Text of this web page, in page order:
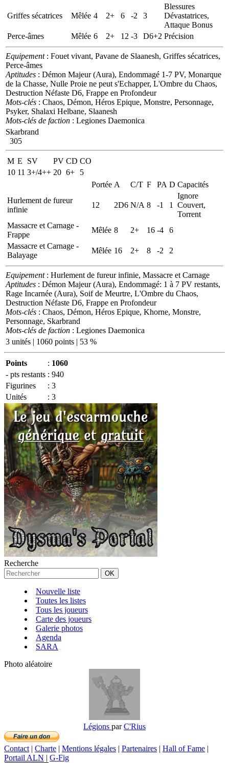
Griffes sécatrices Mêlée 4 2+ 6 -2 3
Blessures
Dévastatrices,
Attaque Bonus
Perce-âmes
Mêlée 6 2+ 12 -3 D6+2 Précision
Equipement: Fouet vivant, Pavane de Slaanesh, Griffes sécatrices,
Perce-âmes
Aptitudes : Démon Majeur (Aura), Endommagé 1-7 PV, Monarque
de la Chasse, Nulle Proie ne peut s'Echapper, L'Ombre du Chaos,
Destruction Néfaste D6, Frappe en Profondeur
Mots-clés : Chaos, Démon, Héros Epique, Monstre, Personnage,
Psyker, Shalaxi Helbane, Slaanesh
Mots-clés de faction : Legiones Daemonica
Skarbrand
305
M E SV PV CD CO
10 11 3+/4++ 20 6+
5
Portée A C/T F PA D Capacités
Hurlement de fureur
infinie
12 2D6 N/A 8 -1 1
Ignore
Couvert,
Torrent
Massacre et Carnage -
Frappe
Mêlée 8 2+ 16 -4
6
Massacre et Carnage -
Balayage
Mêlée 16 2+ 8 -2 2
Equipement: Hurlement de fureur infinie, Massacre et Carnage
Aptitudes : Démon Majeur (Aura), Endommagé: 1 à 7 PV restants,
Rage Incarnée (Aura), Soif de Meurtre, L'Ombre du Chaos,
Destruction Néfaste D6, Frappe en Profondeur
Mots-clés : Chaos, Démon, Héros Epique, Khorne, Monstre,
Personnage, Skarbrand
Mots-clés de faction : Legiones Daemonica
3 unités | 1060 points | 53 %
Points : 1060
- pts restants : 940
Figurines
: 3
Unités
: 3
Recherche
Nouvelle liste
Toutes les listes
Tous les joueurs
Carte des joueurs
Galerie photos
Agenda
SARA
Photo aléatoire
Légions parC'Rius
Contact | Charte | Mentions légales | Partenaires | Hall of Fame |
Portail ALN | G-Fig